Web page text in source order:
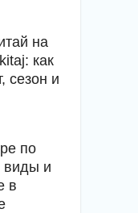
на
как
сезон и
по
виды и
в